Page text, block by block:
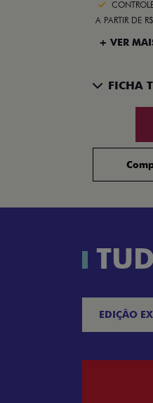
A PARTIR DE
+ VER
FICHA
EDIÇÃO